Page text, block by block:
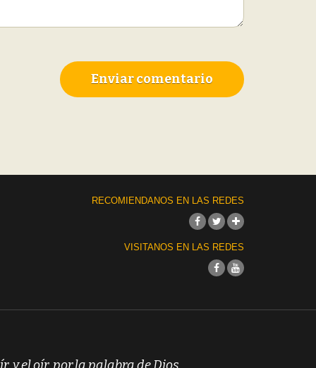
Enviar comentario
RECOMIENDANOS EN LAS REDES
VISITANOS EN LAS REDES